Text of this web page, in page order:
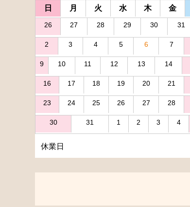
日 月 火 水 木 金
26 27 28 29 30 31
2 3 4 5 6 7
9 10 11 12 13 14
16 17 18 19 20 21
23 24 25 26 27 28
30 31 1 2 3 4
休業日